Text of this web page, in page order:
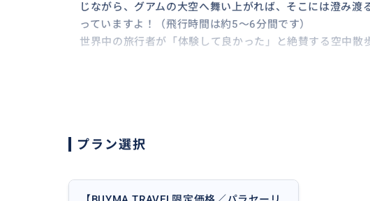
じながら、グアムの大空へ舞い上がれば、そこには澄み渡
っていますよ！（飛行時間は約5〜6分間です）
世界中の旅行者が「体験して良かった」と絶賛する空中散
・シュノーケルツアー（体験時間：約20～30分）
【子ども料金】
6-11歳のお子様向けの料金も用意しております。
プラン選択